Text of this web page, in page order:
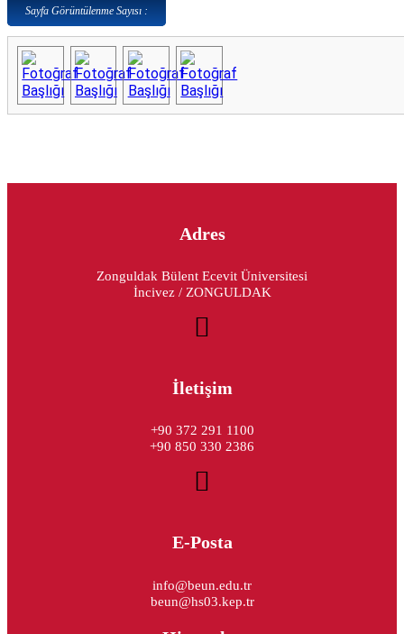
Sayfa Görüntülenme Sayısı :
Adres
Zonguldak Bülent Ecevit Üniversitesi
İncivez / ZONGULDAK
İletişim
+90 372 291 1100
+90 850 330 2386
E-Posta
info@beun.edu.tr
beun@hs03.kep.tr